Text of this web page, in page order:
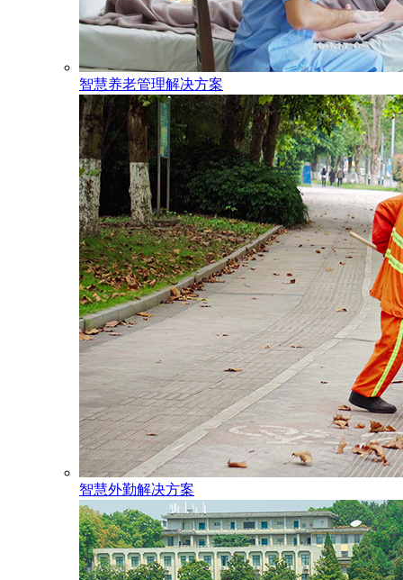
智慧养老管理解决方案
智慧外勤解决方案